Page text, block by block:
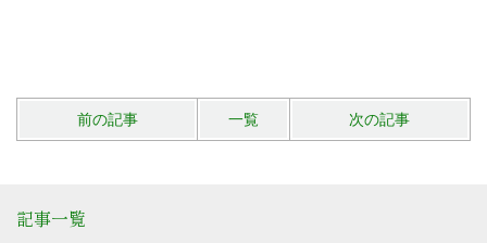
前の記事 一覧 次の記事
記事一覧